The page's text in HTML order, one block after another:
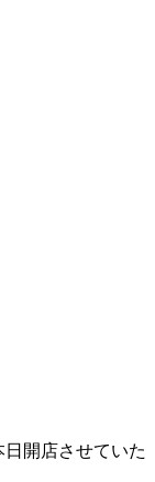
日開店させていた